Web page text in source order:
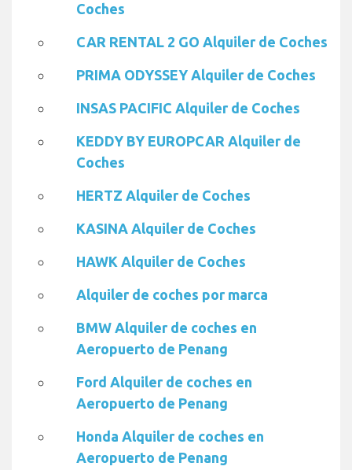
Coches
CAR RENTAL 2 GO Alquiler de Coches
PRIMA ODYSSEY Alquiler de Coches
INSAS PACIFIC Alquiler de Coches
KEDDY BY EUROPCAR Alquiler de
Coches
HERTZ Alquiler de Coches
KASINA Alquiler de Coches
HAWK Alquiler de Coches
Alquiler de coches por marca
BMW Alquiler de coches en
Aeropuerto de Penang
Ford Alquiler de coches en
Aeropuerto de Penang
Honda Alquiler de coches en
Aeropuerto de Penang